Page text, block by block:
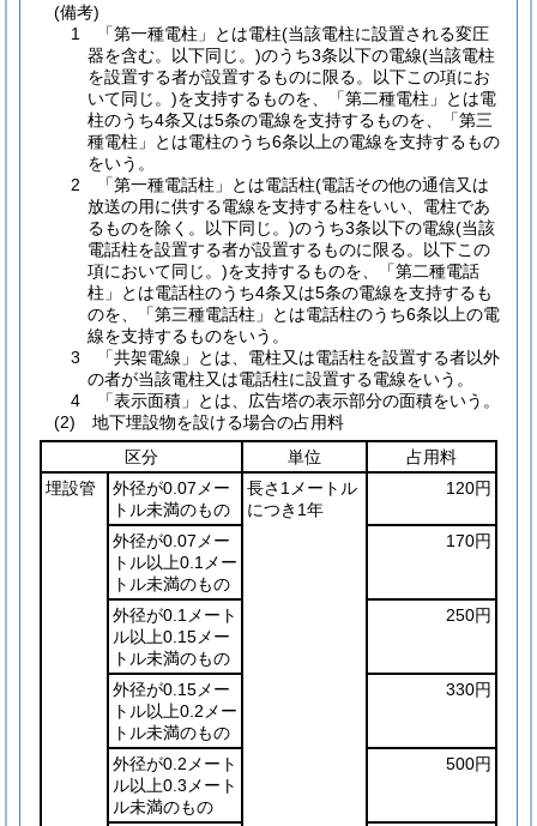
(備考)
1 「第一種電柱」とは電柱(当該電柱に設置される変圧
器を含む。以下同じ。)のうち3条以下の電線(当該電柱
を設置する者が設置するものに限る。以下この項にお
いて同じ。)を支持するものを、「第二種電柱」とは電
柱のうち4条又は5条の電線を支持するものを、「第三
種電柱」とは電柱のうち6条以上の電線を支持するもの
をいう。
2 「第一種電話柱」とは電話柱(電話その他の通信又は
放送の用に供する電線を支持する柱をいい、電柱であ
るものを除く。以下同じ。)のうち3条以下の電線(当該
電話柱を設置する者が設置するものに限る。以下この
項において同じ。)を支持するものを、「第二種電話
柱」とは電話柱のうち4条又は5条の電線を支持するも
のを、「第三種電話柱」とは電話柱のうち6条以上の電
線を支持するものをいう。
3 「共架電線」とは、電柱又は電話柱を設置する者以外
の者が当該電柱又は電話柱に設置する電線をいう。
4 「表示面積」とは、広告塔の表示部分の面積をいう。
(2) 地下埋設物を設ける場合の占用料
区分
単位
占用料
埋設管
外径が0.07メー
トル未満のもの
長さ1メートル
につき1年
120円
外径が0.07メー
トル以上0.1メー
トル未満のもの
170円
外径が0.1メート
ル以上0.15メー
トル未満のもの
250円
外径が0.15メー
トル以上0.2メー
トル未満のもの
330円
外径が0.2メート
ル以上0.3メート
ル未満のもの
500円